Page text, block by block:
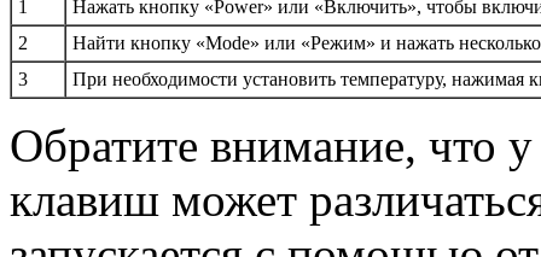
1
Нажать кнопку «Power» или «Включить», чтобы
2
Найти кнопку «Mode» или «Режим» и нажать
3
При необходимости установить температуру,
Обратите внимание, что
клавиш может